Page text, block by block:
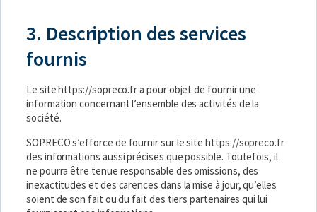
3. Description des services
fournis
Le sitehttps://sopreco.fra pour objet de fournir une
information concernant l’ensemble des activités de la
société.
SOPRECO s’efforce de fournir sur le sitehttps://sopreco.fr
des informations aussi précises que possible. Toutefois, il
ne pourra être tenue responsable des omissions, des
inexactitudes et des carences dans la mise à jour, qu’elles
soient de son fait ou du fait des tiers partenaires qui lui